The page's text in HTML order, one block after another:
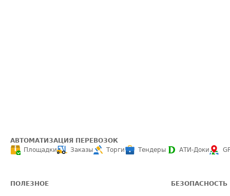
АВТОМАТИЗАЦИЯ ПЕРЕВОЗОК
Площадки
Заказы Торги Тендеры АТИ-Доки
ПОЛЕЗНОЕ БЕЗОПАСНОСТЬ